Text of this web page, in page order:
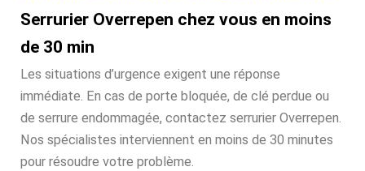
Serrurier Overrepen chez vous en moins
de 30 min
Les situations d’urgence exigent une réponse
immédiate. En cas de porte bloquée, de clé perdue ou
de serrure endommagée, contactez serrurier Overrepen.
Nos spécialistes interviennent en moins de 30 minutes
pour résoudre votre problème.